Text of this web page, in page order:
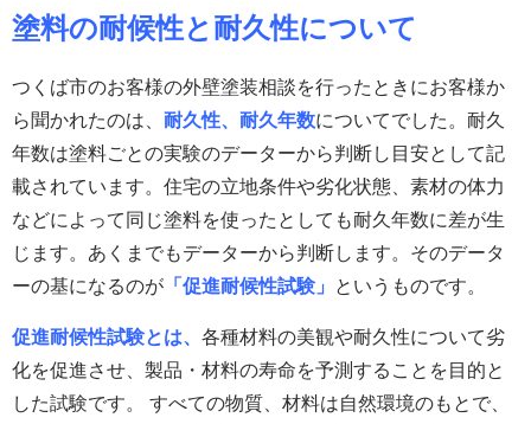
塗料の耐候性と耐久性について
つくば市のお客様の外壁塗装相談を行ったときにお客様か
ら聞かれたのは、 耐久性、耐久年数についてでした。耐久
年数は塗料ごとの実験のデーターから判断し目安として記
載されています。住宅の立地条件や劣化状態、素材の体力
などによって同じ塗料を使ったとしても耐久年数に差が生
じます。あくまでもデーターから判断します。そのデータ
ーの基になるのが 「促進耐候性試験」 というものです。
促進耐候性試験とは、 各種材料の美観や耐久性について劣
化を促進させ、製品・材料の寿命を予測することを目的と
した試験です。 すべての物質、材料は自然環境のもとで、